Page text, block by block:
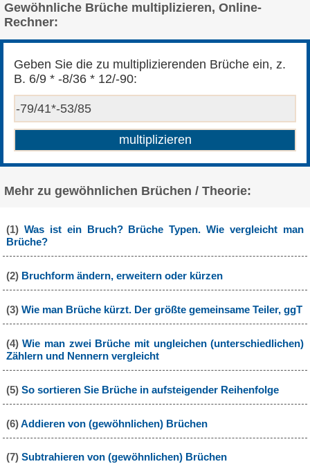
Gewöhnliche Brüche multiplizieren, Online-
Rechner:
Geben Sie die zu multiplizierenden Brüche ein, z.
B. 6/9 * -8/36 * 12/-90:
Mehr zu gewöhnlichen Brüchen / Theorie:
(1) Was ist ein Bruch? Brüche Typen. Wie vergleicht man
Brüche?
(2) Bruchform ändern, erweitern oder kürzen
(3) Wie man Brüche kürzt. Der größte gemeinsame Teiler, ggT
(4)Wie man zwei Brüche mit ungleichen (unterschiedlichen)
Zählern und Nennern vergleicht
(5) So sortieren Sie Brüche in aufsteigender Reihenfolge
(6)Addieren von (gewöhnlichen) Brüchen
(7) Subtrahieren von (gewöhnlichen) Brüchen